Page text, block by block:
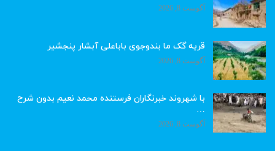
آگوست 8, 2026
قریه گک ما بندوجوی باباعلی آبشار پنجشیر
آگوست 8, 2026
با شهروند خبرنگاران فرستنده محمد نعیم بدون شرح
…
آگوست 8, 2026